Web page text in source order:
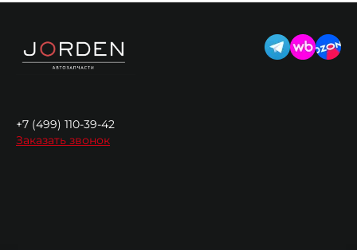
+7 (499) 110-39-42
Заказать звонок